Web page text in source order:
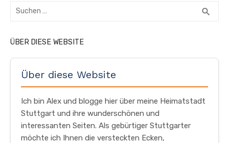
Suchen
search
ÜBER DIESE WEBSITE
Über diese Website
Ich bin Alex und blogge hier über meine Heimatstadt
Stuttgart und ihre wunderschönen und
interessanten Seiten. Als gebürtiger Stuttgarter
möchte ich Ihnen die versteckten Ecken,